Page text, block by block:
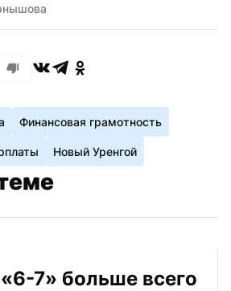
Финансовая грамотность
Новый Уренгой
7» больше всего